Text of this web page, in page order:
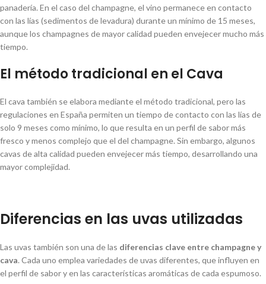
panadería. En el caso del champagne, el vino permanece en contacto
con las lías (sedimentos de levadura) durante un mínimo de 15 meses,
aunque los champagnes de mayor calidad pueden envejecer mucho más
tiempo.
El método tradicional en el Cava
El cava también se elabora mediante el método tradicional, pero las
regulaciones en España permiten un tiempo de contacto con las lías de
solo 9 meses como mínimo, lo que resulta en un perfil de sabor más
fresco y menos complejo que el del champagne. Sin embargo, algunos
cavas de alta calidad pueden envejecer más tiempo, desarrollando una
mayor complejidad.
Diferencias en las uvas utilizadas
Las uvas también son una de las diferencias clave entre champagne y
cava. Cada uno emplea variedades de uvas diferentes, que influyen en
el perfil de sabor y en las características aromáticas de cada espumoso.